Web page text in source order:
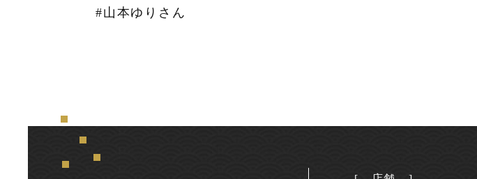
#山本ゆりさん